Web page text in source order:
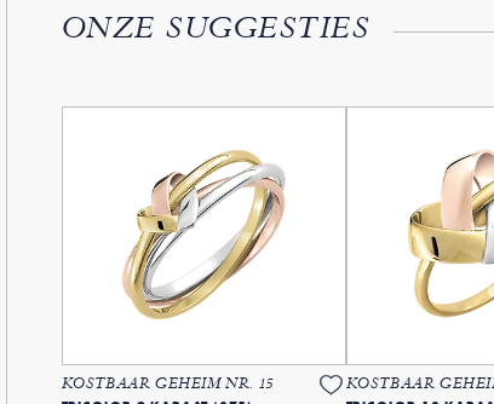
ONZE SUGGESTIES
KOSTBAAR GEHEIM NR. 15 KOSTBAAR